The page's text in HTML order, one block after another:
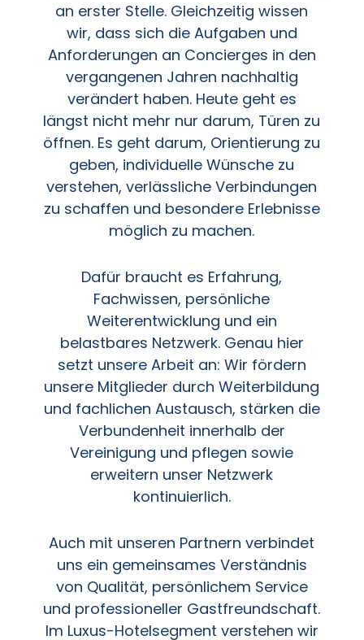
an erster Stelle. Gleichzeitig wissen
wir, dass sich die Aufgaben und
Anforderungen an Concierges in den
vergangenen Jahren nachhaltig
verändert haben. Heute geht es
längst nicht mehr nur darum, Türen zu
öffnen. Es geht darum, Orientierung zu
geben, individuelle Wünsche zu
verstehen, verlässliche Verbindungen
zu schaffen und besondere Erlebnisse
möglich zu machen.
Dafür braucht es Erfahrung,
Fachwissen, persönliche
Weiterentwicklung und ein
belastbares Netzwerk. Genau hier
setzt unsere Arbeit an: Wir fördern
unsere Mitglieder durch Weiterbildung
und fachlichen Austausch, stärken die
Verbundenheit innerhalb der
Vereinigung und pflegen sowie
erweitern unser Netzwerk
kontinuierlich.
Auch mit unseren Partnern verbindet
uns ein gemeinsames Verständnis
von Qualität, persönlichem Service
und professioneller Gastfreundschaft.
Im Luxus-Hotelsegment verstehen wir